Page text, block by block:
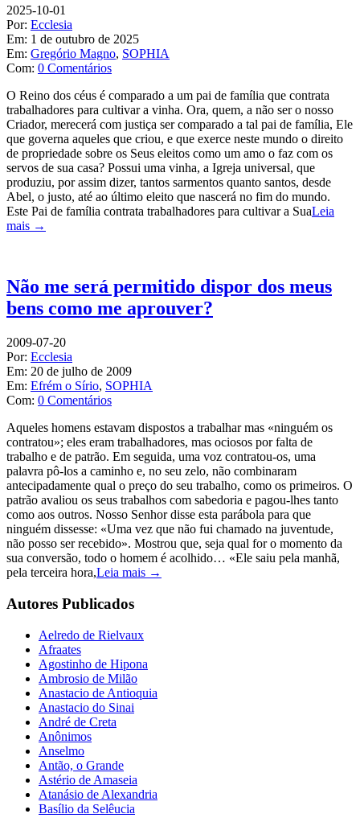
2025-10-01
Por: Ecclesia
Em: 1 de outubro de 2025
Em: Gregório Magno, SOPHIA
Com: 0 Comentários
O Reino dos céus é comparado a um pai de família que contrata
trabalhadores para cultivar a vinha. Ora, quem, a não ser o nosso
Criador, merecerá com justiça ser comparado a tal pai de família, Ele
que governa aqueles que criou, e que exerce neste mundo o direito
de propriedade sobre os Seus eleitos como um amo o faz com os
servos de sua casa? Possui uma vinha, a Igreja universal, que
produziu, por assim dizer, tantos sarmentos quanto santos, desde
Abel, o justo, até ao último eleito que nascerá no fim do mundo.
Este Pai de família contrata trabalhadores para cultivar a SuaLeia
mais →
Não me será permitido dispor dos meus
bens como me aprouver?
2009-07-20
Por: Ecclesia
Em: 20 de julho de 2009
Em: Efrém o Sírio, SOPHIA
Com: 0 Comentários
Aqueles homens estavam dispostos a trabalhar mas «ninguém os
contratou»; eles eram trabalhadores, mas ociosos por falta de
trabalho e de patrão. Em seguida, uma voz contratou-os, uma
palavra pô-los a caminho e, no seu zelo, não combinaram
antecipadamente qual o preço do seu trabalho, como os primeiros. O
patrão avaliou os seus trabalhos com sabedoria e pagou-lhes tanto
como aos outros. Nosso Senhor disse esta parábola para que
ninguém dissesse: «Uma vez que não fui chamado na juventude,
não posso ser recebido». Mostrou que, seja qual for o momento da
sua conversão, todo o homem é acolhido… «Ele saiu pela manhã,
pela terceira hora,Leia mais →
Autores Publicados
Aelredo de Rielvaux
Afraates
Agostinho de Hipona
Ambrosio de Milão
Anastacio de Antioquia
Anastacio do Sinai
André de Creta
Anônimos
Anselmo
Antão, o Grande
Astério de Amaseia
Atanásio de Alexandria
Basílio da Selêucia